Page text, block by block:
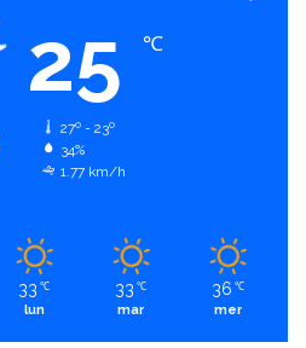
25 ℃
27º - 23º
34%
1.77 km/h
33 ℃
lun
33 ℃
mar
36 ℃
mer